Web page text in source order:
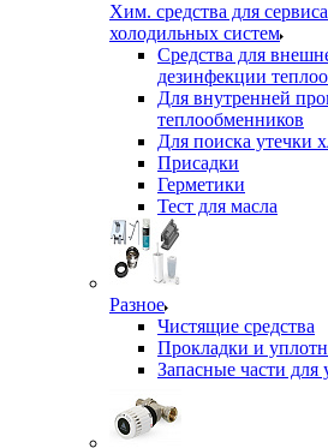
Хим. средства для
холодильных систем
Средства для
дезинфекции
Для внутренней
теплообменников
Для поиска утечки
Присадки
Герметики
Тест для масла
Разное
Чистящие средства
Прокладки и
Запасные части для